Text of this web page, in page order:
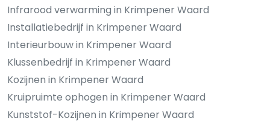
Infrarood verwarming in Krimpener Waard
Installatiebedrijf in Krimpener Waard
Interieurbouw in Krimpener Waard
Klussenbedrijf in Krimpener Waard
Kozijnen in Krimpener Waard
Kruipruimte ophogen in Krimpener Waard
Kunststof-Kozijnen in Krimpener Waard